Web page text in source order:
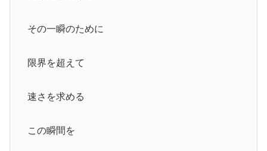
その一瞬のために
限界を超えて
速さを求める
この瞬間を